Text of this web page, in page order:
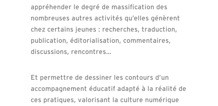
appréhender le degré de massification des
nombreuses autres activités qu’elles génèrent
chez certains jeunes : recherches, traduction,
publication, éditorialisation, commentaires,
discussions, rencontres…
Et permettre de dessiner les contours d’un
accompagnement éducatif adapté à la réalité de
ces pratiques, valorisant la culture numérique